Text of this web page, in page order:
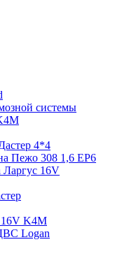
системы
4*4
Пежо 308 1,6 EP6
Ларгус 16V
K4M
Logan